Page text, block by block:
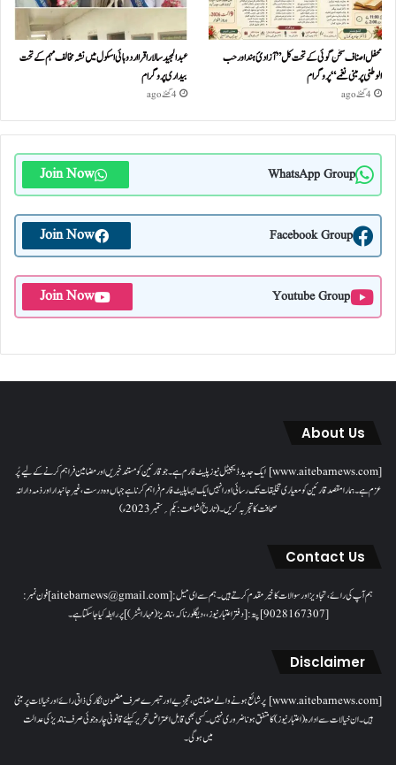
محفل اصناف سخن گوئی کے تحت کل ”آزادئ ہند اور حب
الوطنی پر مبنی نغمے“پروگرام
4 گھنٹے ago
عبدالمجید سالار اقرا اردو ہائی اسکول میں نشہ مخالف مہم کے تحت
بیداری پروگرام
4 گھنٹے ago
WhatsApp Group
Join Now
Facebook Group
Join Now
Youtube Group
Join Now
About Us
[www.aitebarnews.com] ایک جدید ڈیجیٹل نیوز پلیٹ فارم ہے۔ جو قارئین کو مستند خبریں اور مضامین فراہم کرنے کے لیے پُر
عزم ہے۔ ہمارا مقصدقارئین کو معیاری تخلیقات تک رسائی اور انہیں ایک ایسا پلیٹ فارم فراہم کرنا ہے جہاں وہ درست، غیر جانبدار اور ذمہ دارانہ
صحافت کا تجربہ کریں۔( تاریخ اشاعت : یکم؍ ستمبر 2023ء)
Contact Us
ہم آپ کی رائے، تجاویز اور سوالات کا خیرمقدم کرتے ہیں۔ ہم سےای میل: [aitebarnews@gmail.com]فون نمبر:
[9028167307]پتہ: [دفتر اعتبار نیوز، ، دیگلور ناکہ، ناندیڑ(مہاراشٹر) ] پر رابطہ کیا جاسکتا ہے۔
Disclaimer
[www.aitebarnews.com] پر شائع ہونے والے مضامین، تجزیے اور تبصرے صرف مضمون نگار کی ذاتی رائے اور خیالات پر مبنی
ہیں۔ ان خیالات سے ادارہ (اعتبار نیوز) کا متفق ہونا ضروری نہیں۔ کسی بھی قابل اعتراض تحریر کیلئے قانونی چارہ جوئی صرف ناندیڑ کی عدالت
میں ہوگی۔